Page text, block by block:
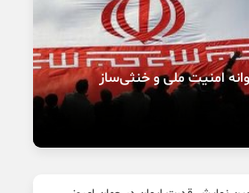
امنیت ملی و خنثی‌ساز